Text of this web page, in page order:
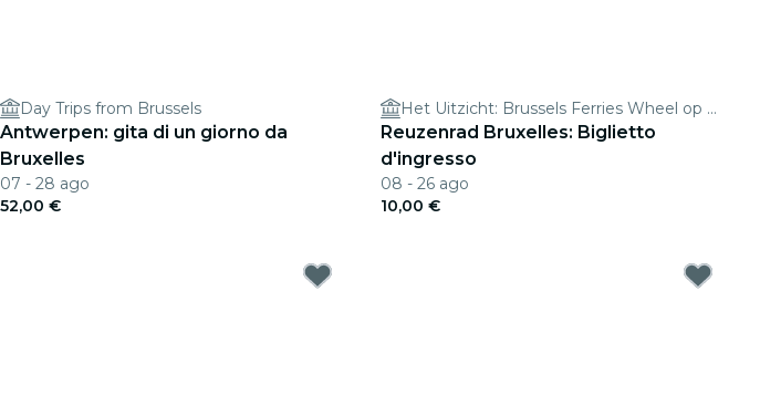
Day Trips from Brussels
Antwerpen: gita di un giorno da
Bruxelles
07 - 28 ago
52,00 €
Het Uitzicht: Brussels Ferries Wheel op het Poelaertplein
Reuzenrad Bruxelles: Biglietto
d'ingresso
08 - 26 ago
10,00 €